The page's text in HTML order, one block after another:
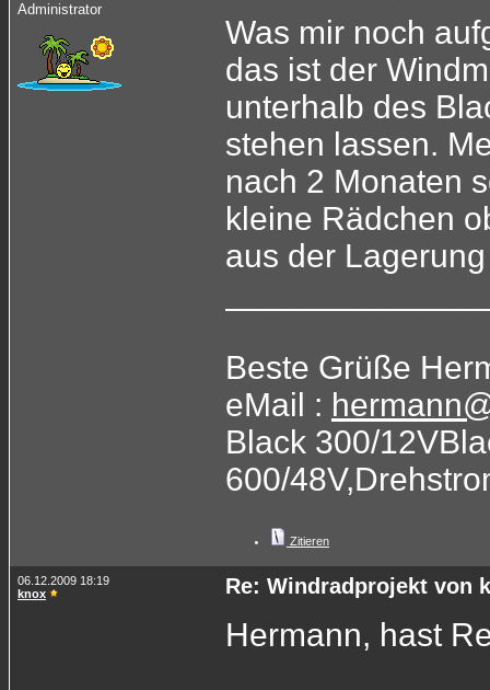
Administrator
Was mir noch
das ist der
unterhalb des
stehen lassen.
nach 2 Monaten
kleine Rädchen
aus der
Beste Grüße
eMail :
Black 300/
600/
Zitieren
06.12.2009 18:19
knox
Re: Windradprojekt von
Hermann, hast